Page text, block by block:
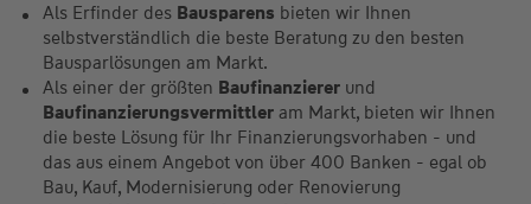
Als Erfinder des Bausparens bieten wir Ihnen
selbstverständlich die beste Beratung zu den besten
Bausparlösungen am Markt.
Als einer der größten Baufinanziererund
Baufinanzierungsvermittleram Markt, bieten wir Ihnen
die beste Lösung für Ihr Finanzierungsvorhaben - und
das aus einem Angebot von über 400 Banken - egal ob
Bau, Kauf, Modernisierung oder Renovierung